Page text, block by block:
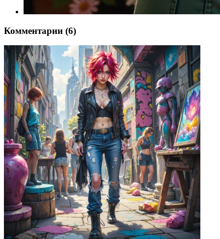
Комментарии (6)